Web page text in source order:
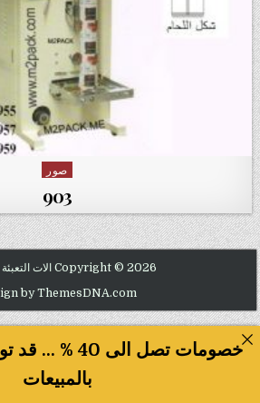
Posted in
صور
903
Copyright © 2026 الات التعبئة و التغليف
by ThemesDNA.com
خصومات تصل
بالمبيعات